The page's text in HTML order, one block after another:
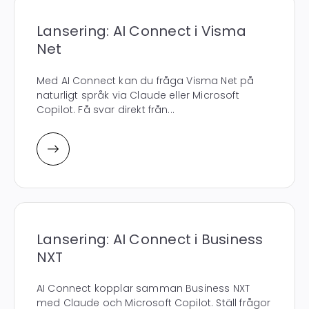
Lansering: AI Connect i Visma
Net
Med AI Connect kan du fråga Visma Net på
naturligt språk via Claude eller Microsoft
Copilot. Få svar direkt från...
Lansering: AI Connect i Business
NXT
AI Connect kopplar samman Business NXT
med Claude och Microsoft Copilot. Ställ frågor